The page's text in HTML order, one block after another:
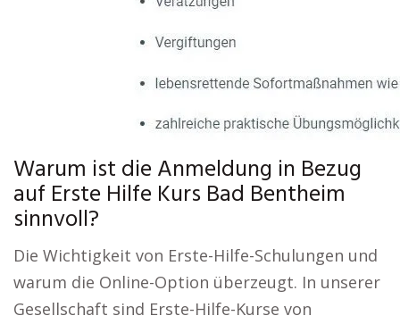
Warum ist die Anmeldung in Bezug
auf Erste Hilfe Kurs Bad Bentheim
sinnvoll?
Die Wichtigkeit von Erste-Hilfe-Schulungen und
warum die Online-Option überzeugt. In unserer
Gesellschaft sind Erste-Hilfe-Kurse von